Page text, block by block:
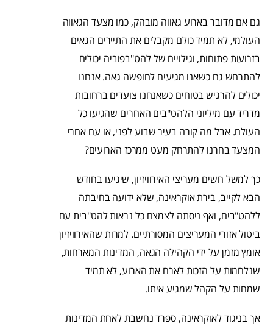
גם אם מדובר בארוע גאווה מובהק, כמו מצעד הגאווה
העולמי, לא תמיד כולם מקבלים את התיירים הגאים
בזרועות פתוחות, וגילויים של להט"בפוביה יכולים
להתרחש גם כשאנו מגיעים לחופשה גאה. אנחנו
יכולים להרגיש בטוחים כשאנחנו צועדים ברחובות
מדריד עם מיליוני הלהט"בים האחרים שהגיעו כל
העולם. אבל מה קורה בעיר שבוע לפני, או עם אחרי
המצעד בחרנו להתרחק מעט ממרכז הארועים?
כך למשל חשים מעריצי האירוויזיון, שיגיעו בחודש
הבא לקייב, בירת אוקראינה, שלא ידועה בחיבתה
ללהט"בים, ואף ניסתה לצמצם כל נראות להט"בית עם
ביטול אזורי המעריצים המסורתיים. למרות שהאירוויזיון
אומץ מזמן על ידי הקהילה הגאה, המדינות המארחות,
שנלחמות על הזכות לארח את הארוע, לא תמיד
שמחות על הקהל שמגיע איתו.
אך בניגוד לאוקראינה, ספרד נחשבת לאחת המדינות